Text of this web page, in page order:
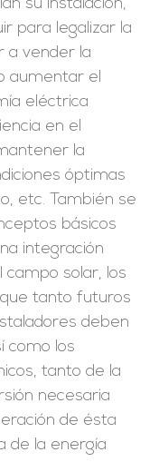
su instalación,
para legalizar la
a vender la
aumentar el
eléctrica
en el
la
óptimas
etc. También se
básicos
integración
campo solar, los
tanto futuros
deben
como los
tanto de la
necesaria
de ésta
de la energía